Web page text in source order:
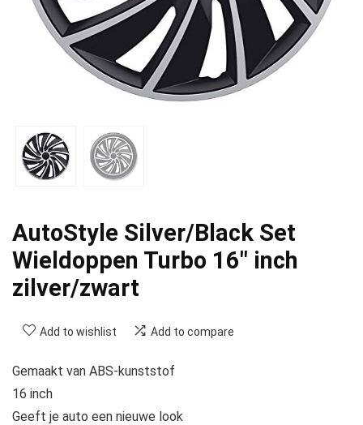
AutoStyle Silver/Black Set
Wieldoppen Turbo 16″ inch
zilver/zwart
Add to wishlist Add to compare
Gemaakt van ABS-kunststof
16 inch
Geeft je auto een nieuwe look